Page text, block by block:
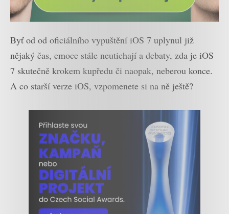
Byť od od oficiálního vypuštění iOS 7 uplynul již
nějaký čas, emoce stále neutichají a debaty, zda je iOS
7 skutečně krokem kupředu či naopak, neberou konce.
A co starší verze iOS, vzpomenete si na ně ještě?